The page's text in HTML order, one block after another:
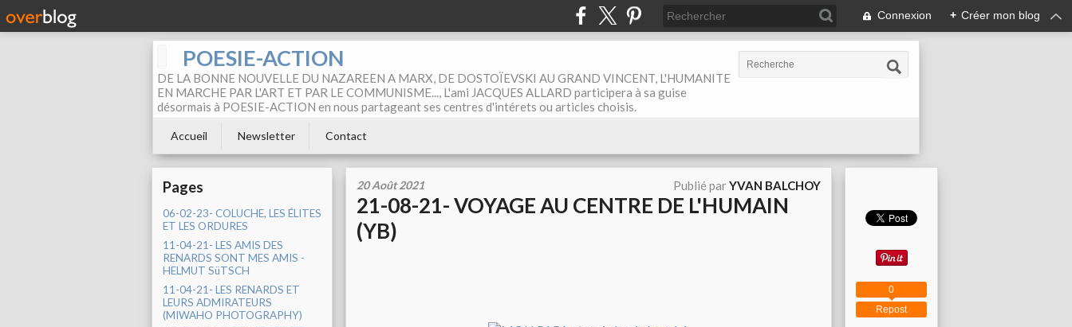
Connexion + Créer mon blog
POESIE-ACTION
DE LA BONNE NOUVELLE DU NAZAREEN A MARX, DE DOSTOÏEVSKI AU GRAND VINCENT, L'HUMANITE
EN MARCHE PAR L'ART ET PAR LE COMMUNISME..., L'ami JACQUES ALLARD participera à sa guise
désormais à POESIE-ACTION en nous partageant ses centres d'intérets ou articles choisis.
Accueil Newsletter Contact
Pages
06-02-23- COLUCHE, LES ÉLITES
ET LES ORDURES
11-04-21- LES AMIS DES
RENARDS SONT MES AMIS -
HELMUT SüTSCH
11-04-21- LES RENARDS ET
LEURS ADMIRATEURS
(MIWAHO PHOTOGRAPHY)
20 Août 2021 Publié parYVAN BALCHOY
21-08-21- VOYAGE AU CENTRE DE L'HUMAIN
(YB)
Repost
0